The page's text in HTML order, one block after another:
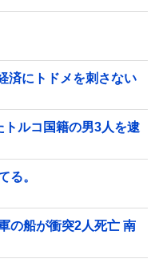
済にトドメを刺さない
トルコ国籍の男3人を逮
る。
の船が衝突2人死亡 南